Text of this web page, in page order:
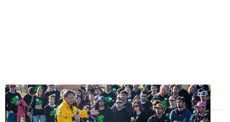
Share